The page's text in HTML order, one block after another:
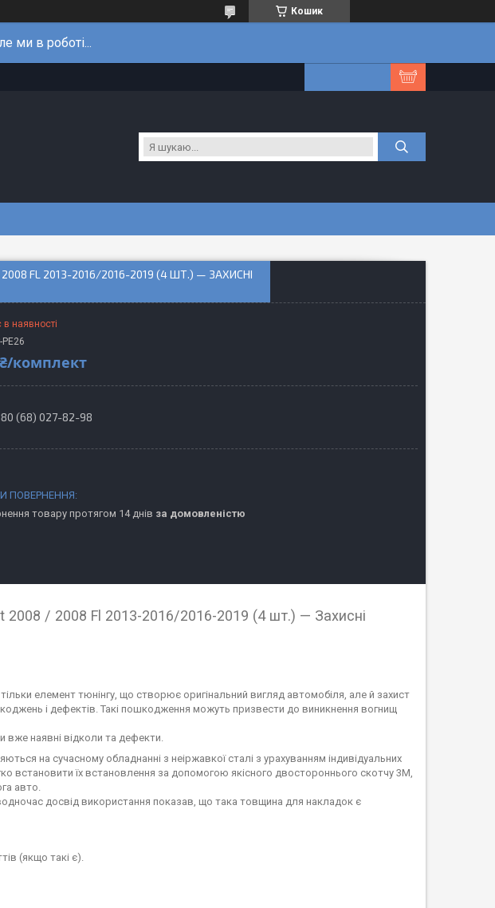
Кошик
ми в роботі...
FL 2013-2016/2016-2019 (4 ШТ.) — ЗАХИСНІ
наявності
PE26
комплект
(68) 027-82-98
товару протягом 14 днів за домовленістю
2008 / 2008 Fl 2013-2016/2016-2019 (4 шт.) — Захисні
елемент тюнінгу, що створює оригінальний вигляд автомобіля, але й захист
і дефектів. Такі пошкодження можуть призвести до виникнення вогнищ
вже наявні відколи та дефекти.
на сучасному обладнанні з неіржавкої сталі з урахуванням індивідуальних
встановити їх встановлення за допомогою якісного двостороннього скотчу 3M,
авто.
досвід використання показав, що така товщина для накладок є
(якщо такі є).